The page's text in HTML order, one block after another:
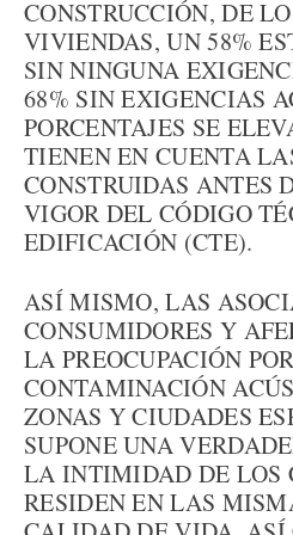
CONSTRUCCIÓN, DE
VIVIENDAS, UN 58%
SIN NINGUNA
68% SIN EXIGENCIAS
PORCENTAJES SE
TIENEN EN CUENTA
CONSTRUIDAS ANTES
VIGOR DEL CÓDIGO
EDIFICACIÓN (CTE).
ASÍ MISMO, LAS
CONSUMIDORES Y
LA PREOCUPACIÓN
CONTAMINACIÓN
ZONAS Y CIUDADES
SUPONE UNA
LA INTIMIDAD DE LOS
RESIDEN EN LAS